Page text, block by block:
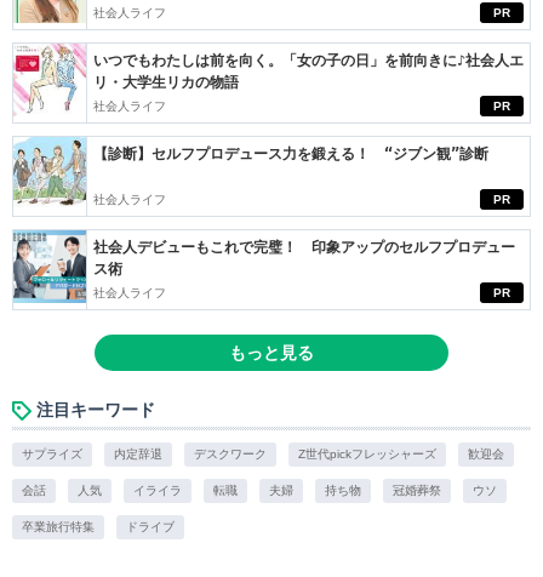
PR
社会人ライフ
PR
いつでもわたしは前を向く。「女の子の日」を前向きに♪社会人エ
リ・大学生リカの物語
社会人ライフ
PR
【診断】セルフプロデュース力を鍛える！ “ジブン観”診断
社会人ライフ
PR
社会人デビューもこれで完璧！ 印象アップのセルフプロデュー
ス術
社会人ライフ
もっと見る
注目キーワード
サプライズ 内定辞退 デスクワーク Z世代pickフレッシャーズ 歓迎会
会話 人気 イライラ 転職 夫婦 持ち物 冠婚葬祭 ウソ
卒業旅行特集 ドライブ